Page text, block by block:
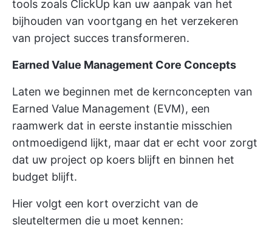
tools zoals ClickUp kan uw aanpak van het
bijhouden van voortgang en het verzekeren
van project succes transformeren.
Earned Value Management Core Concepts
Laten we beginnen met de kernconcepten van
Earned Value Management (EVM), een
raamwerk dat in eerste instantie misschien
ontmoedigend lijkt, maar dat er echt voor zorgt
dat uw project op koers blijft en binnen het
budget blijft.
Hier volgt een kort overzicht van de
sleuteltermen die u moet kennen: